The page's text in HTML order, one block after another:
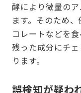
酵により微量の
ます。そのため
コレートなどを
残った成分にチ
ります。
誤検知が疑わ